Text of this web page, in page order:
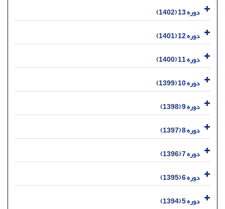
دوره 13 (1402)
دوره 12 (1401)
دوره 11 (1400)
دوره 10 (1399)
دوره 9 (1398)
دوره 8 (1397)
دوره 7 (1396)
دوره 6 (1395)
دوره 5 (1394)